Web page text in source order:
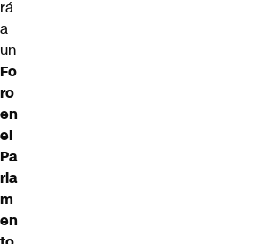
rá
a
un
Fo
ro
en
el
Pa
rla
m
en